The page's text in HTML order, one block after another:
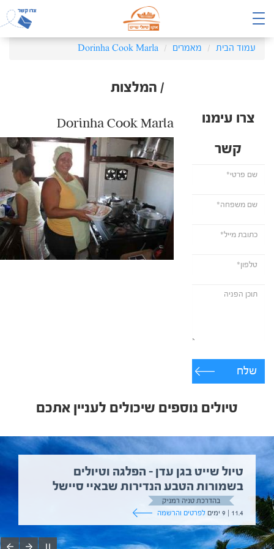
עמוד הבית מאמרים Dorinha Cook Marla
/ המלצות
צרו עימנו
קשר
שלח
Dorinha Cook Marla
טיולים נוספים שיכולים לעניין אתכם
טיול שייט בגן עדן – הפלגה וטיולים
בשמורות הטבע הנדירות שבאיי סיישל
בהדרכת טניה רמניק
11.4 | 9 ימים
לפרטים והרשמה